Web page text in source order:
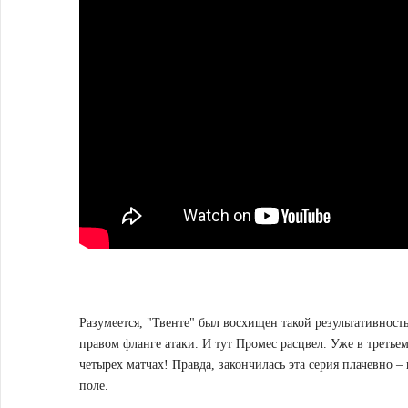
Разумеется, "Твенте" был восхищен такой
правом фланге атаки. И тут Промес расцвел. Уже в
четырех матчах! Правда, закончилась эта серия
поле.